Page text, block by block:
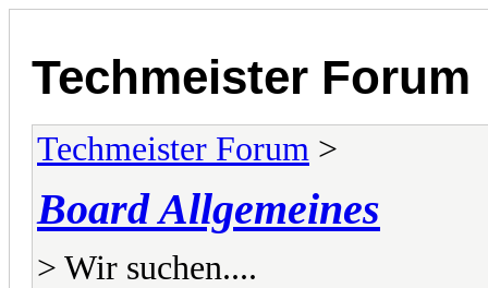
Techmeister Forum
Techmeister Forum >
Board Allgemeines
> Wir suchen....